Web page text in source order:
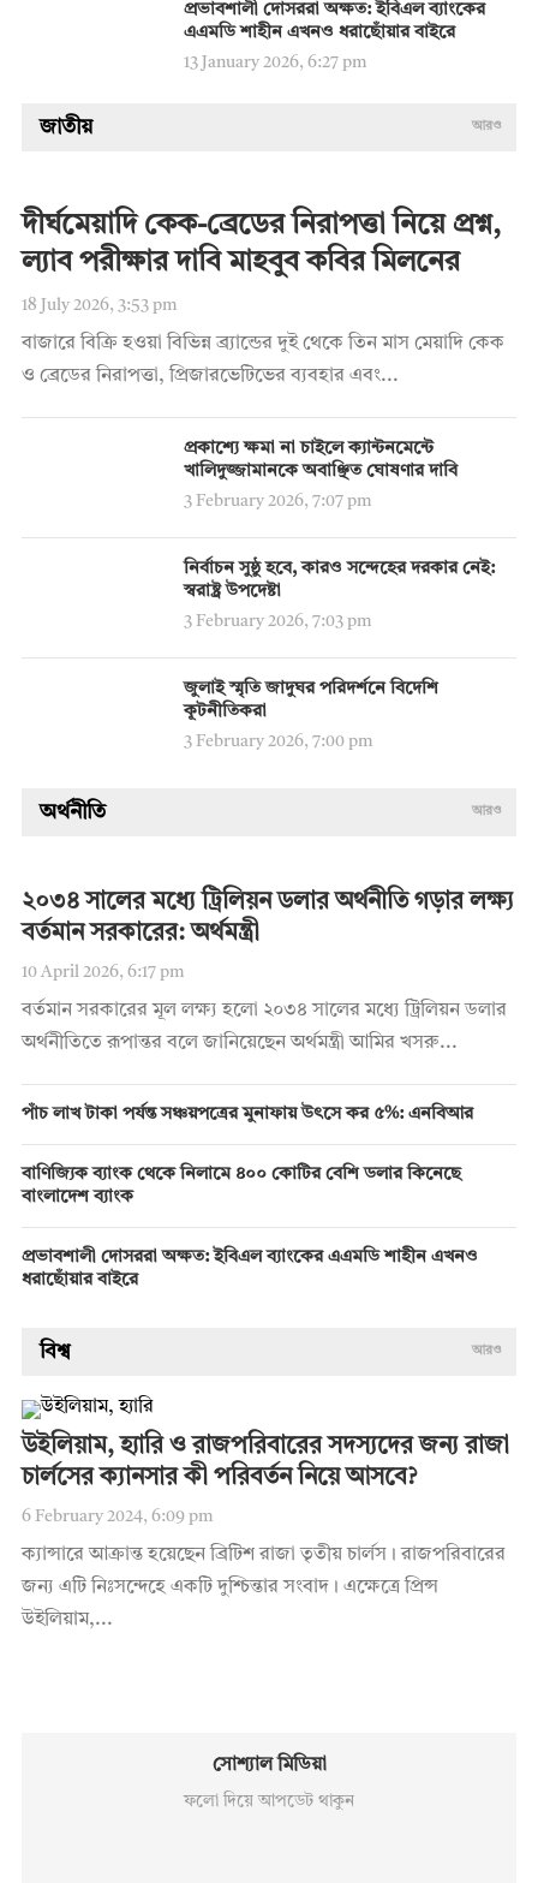
প্রভাবশালী দোসররা অক্ষত: ইবিএল ব্যাংকের
এএমডি শাহীন এখনও ধরাছোঁয়ার বাইরে
13 January 2026, 6:27 pm
জাতীয় আরও
দীর্ঘমেয়াদি কেক-ব্রেডের নিরাপত্তা নিয়ে প্রশ্ন,
ল্যাব পরীক্ষার দাবি মাহবুব কবির মিলনের
18 July 2026, 3:53 pm
বাজারে বিক্রি হওয়া বিভিন্ন ব্র্যান্ডের দুই থেকে তিন মাস মেয়াদি কেক
ও ব্রেডের নিরাপত্তা, প্রিজারভেটিভের ব্যবহার এবং...
প্রকাশ্যে ক্ষমা না চাইলে ক্যান্টনমেন্টে
খালিদুজ্জামানকে অবাঞ্ছিত ঘোষণার দাবি
3 February 2026, 7:07 pm
নির্বাচন সুষ্ঠু হবে, কারও সন্দেহের দরকার নেই:
স্বরাষ্ট্র উপদেষ্টা
3 February 2026, 7:03 pm
জুলাই স্মৃতি জাদুঘর পরিদর্শনে বিদেশি
কূটনীতিকরা
3 February 2026, 7:00 pm
অর্থনীতি আরও
২০৩৪ সালের মধ্যে ট্রিলিয়ন ডলার অর্থনীতি গড়ার লক্ষ্য
বর্তমান সরকারের: অর্থমন্ত্রী
10 April 2026, 6:17 pm
বর্তমান সরকারের মূল লক্ষ্য হলো ২০৩৪ সালের মধ্যে ট্রিলিয়ন ডলার
অর্থনীতিতে রূপান্তর বলে জানিয়েছেন অর্থমন্ত্রী আমির খসরু...
পাঁচ লাখ টাকা পর্যন্ত সঞ্চয়পত্রের মুনাফায় উৎসে কর ৫%: এনবিআর
বাণিজ্যিক ব্যাংক থেকে নিলামে ৪০০ কোটির বেশি ডলার কিনেছে
বাংলাদেশ ব্যাংক
প্রভাবশালী দোসররা অক্ষত: ইবিএল ব্যাংকের এএমডি শাহীন এখনও
ধরাছোঁয়ার বাইরে
বিশ্ব আরও
উইলিয়াম, হ্যারি ও রাজপরিবারের সদস্যদের জন্য রাজা
চার্লসের ক্যানসার কী পরিবর্তন নিয়ে আসবে?
6 February 2024, 6:09 pm
ক্যান্সারে আক্রান্ত হয়েছেন ব্রিটিশ রাজা তৃতীয় চার্লস। রাজপরিবারের
জন্য এটি নিঃসন্দেহে একটি দুশ্চিন্তার সংবাদ। এক্ষেত্রে প্রিন্স
উইলিয়াম,...
সোশ্যাল মিডিয়া
ফলো দিয়ে আপডেট থাকুন